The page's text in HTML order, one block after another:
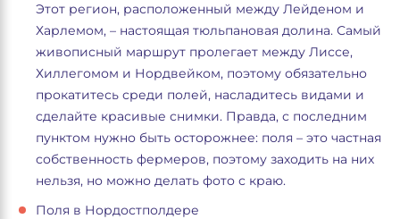
Этот регион, расположенный между Лейденом и
Харлемом, – настоящая тюльпановая долина. Самый
живописный маршрут пролегает между Лиссе,
Хиллегомом и Нордвейком, поэтому обязательно
прокатитесь среди полей, насладитесь видами и
сделайте красивые снимки. Правда, с последним
пунктом нужно быть осторожнее: поля – это частная
собственность фермеров, поэтому заходить на них
нельзя, но можно делать фото с краю.
Поля в Нордостполдере